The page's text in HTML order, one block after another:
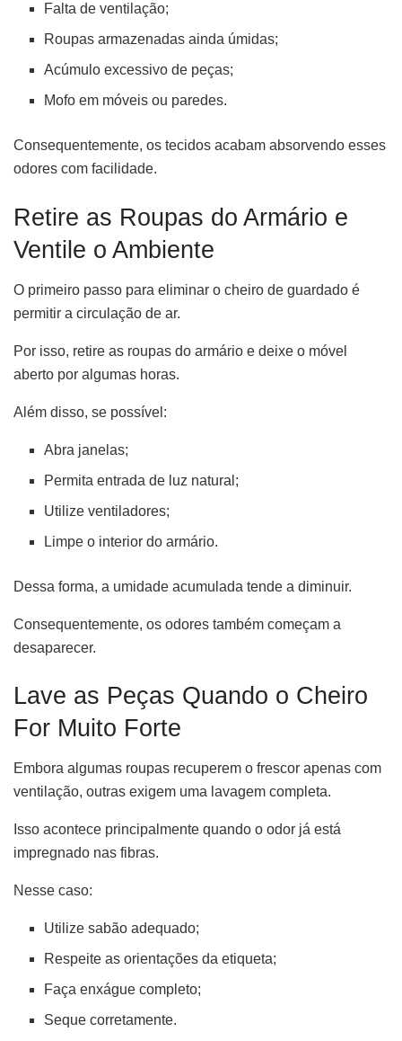
Falta de ventilação;
Roupas armazenadas ainda úmidas;
Acúmulo excessivo de peças;
Mofo em móveis ou paredes.
Consequentemente, os tecidos acabam absorvendo esses
odores com facilidade.
Retire as Roupas do Armário e
Ventile o Ambiente
O primeiro passo para eliminar o cheiro de guardado é
permitir a circulação de ar.
Por isso, retire as roupas do armário e deixe o móvel
aberto por algumas horas.
Além disso, se possível:
Abra janelas;
Permita entrada de luz natural;
Utilize ventiladores;
Limpe o interior do armário.
Dessa forma, a umidade acumulada tende a diminuir.
Consequentemente, os odores também começam a
desaparecer.
Lave as Peças Quando o Cheiro
For Muito Forte
Embora algumas roupas recuperem o frescor apenas com
ventilação, outras exigem uma lavagem completa.
Isso acontece principalmente quando o odor já está
impregnado nas fibras.
Nesse caso:
Utilize sabão adequado;
Respeite as orientações da etiqueta;
Faça enxágue completo;
Seque corretamente.